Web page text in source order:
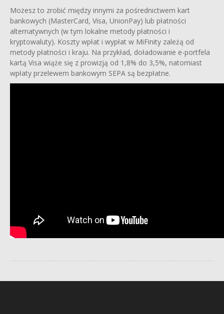
Możesz to zrobić między innymi za pośrednictwem kart
bankowych (MasterCard, Visa, UnionPay) lub płatności
alternatywnych (w tym lokalne metody płatności i
kryptowaluty). Koszty wpłat i wypłat w MiFinity zależą od
metody płatności i kraju. Na przykład, doładowanie e-portfela
kartą Visa wiąże się z prowizją od 1,8% do 3,5%, natomiast
wpłaty przelewem bankowym SEPA są bezpłatne.